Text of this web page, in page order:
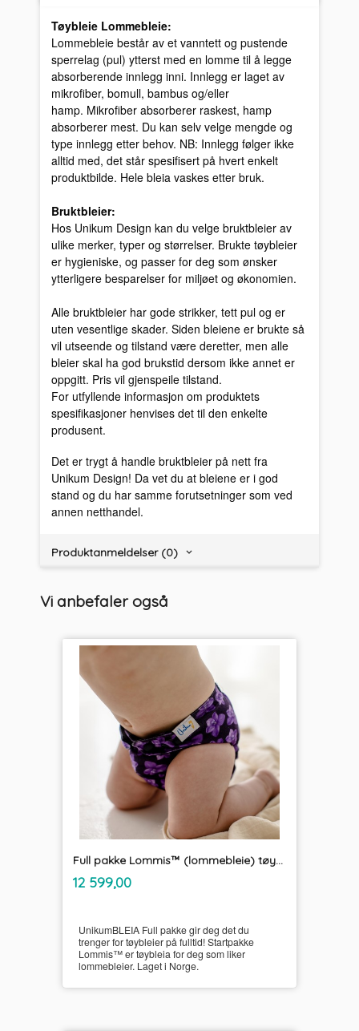
Tøybleie Lommebleie:
Lommebleie består av et vanntett og pustende
sperrelag (pul) ytterst med en lomme til å legge
absorberende innlegg inni. Innlegg er laget av
mikrofiber, bomull, bambus og/eller
hamp. Mikrofiber absorberer raskest, hamp
absorberer mest. Du kan selv velge mengde og
type innlegg etter behov. NB: Innlegg følger ikke
alltid med, det står spesifisert på hvert enkelt
produktbilde. Hele bleia vaskes etter bruk.
Bruktbleier:
Hos Unikum Design kan du velge bruktbleier av
ulike merker, typer og størrelser. Brukte tøybleier
er hygieniske, og passer for deg som ønsker
ytterligere besparelser for miljøet og økonomien.
Alle bruktbleier har gode strikker, tett pul og er
uten vesentlige skader. Siden bleiene er brukte så
vil utseende og tilstand være deretter, men alle
bleier skal ha god brukstid dersom ikke annet er
oppgitt. Pris vil gjenspeile tilstand.
For utfyllende informasjon om produktets
spesifikasjoner henvises det til den enkelte
produsent.
Det er trygt å handle bruktbleier på nett fra
Unikum Design! Da vet du at bleiene er i god
stand og du har samme forutsetninger som ved
annen netthandel.
Produktanmeldelser (0)
Vi anbefaler også
Full pakke Lommis™ (lommebleie) tøybleier
Pris
12 599,00inkl.
mva.
UnikumBLEIA Full pakke gir deg det du
trenger for tøybleier på fulltid! Startpakke
Lommis™ er tøybleia for deg som liker
lommebleier. Laget i Norge.